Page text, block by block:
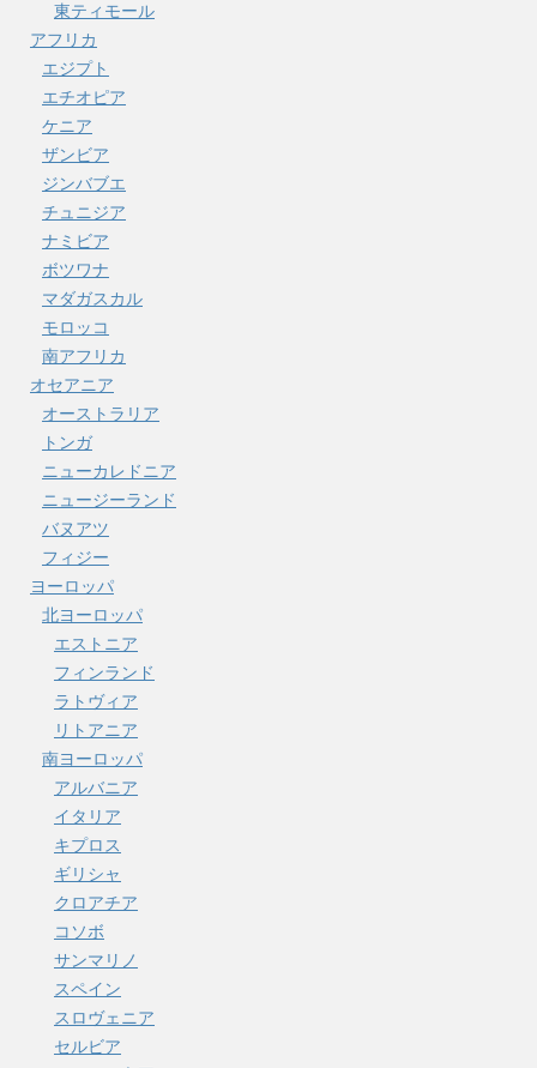
東ティモール
アフリカ
エジプト
エチオピア
ケニア
ザンビア
ジンバブエ
チュニジア
ナミビア
ボツワナ
マダガスカル
モロッコ
南アフリカ
オセアニア
オーストラリア
トンガ
ニューカレドニア
ニュージーランド
バヌアツ
フィジー
ヨーロッパ
北ヨーロッパ
エストニア
フィンランド
ラトヴィア
リトアニア
南ヨーロッパ
アルバニア
イタリア
キプロス
ギリシャ
クロアチア
コソボ
サンマリノ
スペイン
スロヴェニア
セルビア